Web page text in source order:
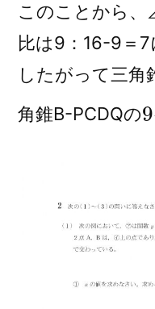
このことから、
比は9：16-9＝7
したがって三角
角錐B-PCDQの
9
9